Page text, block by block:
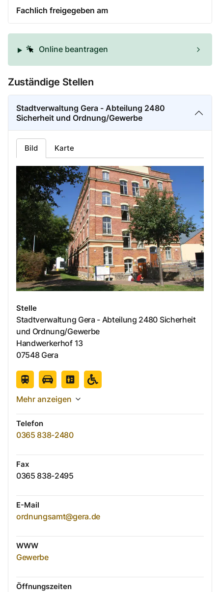
Fachlich freigegeben am
Online beantragen
Zuständige Stellen
Stadtverwaltung Gera - Abteilung 2480
Sicherheit und Ordnung/Gewerbe
Bild Karte
Stelle
Stadtverwaltung Gera - Abteilung 2480 Sicherheit
und Ordnung/Gewerbe
Handwerkerhof 13
07548 Gera
Mehr anzeigen
Telefon
0365 838-2480
Fax
0365 838-2495
E-Mail
ordnungsamt@gera.de
WWW
Gewerbe
Öffnungszeiten